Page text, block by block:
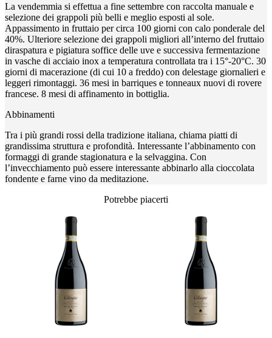
La vendemmia si effettua a fine settembre con raccolta manuale e
selezione dei grappoli più belli e meglio esposti al sole.
Appassimento in fruttaio per circa 100 giorni con calo ponderale del
40%. Ulteriore selezione dei grappoli migliori all’interno del fruttaio
diraspatura e pigiatura soffice delle uve e successiva fermentazione
in vasche di acciaio inox a temperatura controllata tra i 15°-20°C. 30
giorni di macerazione (di cui 10 a freddo) con delestage giornalieri e
leggeri rimontaggi. 36 mesi in barriques e tonneaux nuovi di rovere
francese. 8 mesi di affinamento in bottiglia.
Abbinamenti
Tra i più grandi rossi della tradizione italiana, chiama piatti di
grandissima struttura e profondità. Interessante l’abbinamento con
formaggi di grande stagionatura e la selvaggina. Con
l’invecchiamento può essere interessante abbinarlo alla cioccolata
fondente e farne vino da meditazione.
Potrebbe piacerti